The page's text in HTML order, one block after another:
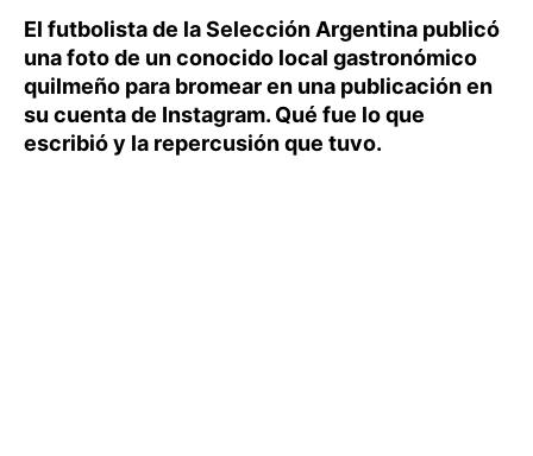
El futbolista de la Selección Argentina publicó
una foto de un conocido local gastronómico
quilmeño para bromear en una publicación en
su cuenta de Instagram. Qué fue lo que
escribió y la repercusión que tuvo.